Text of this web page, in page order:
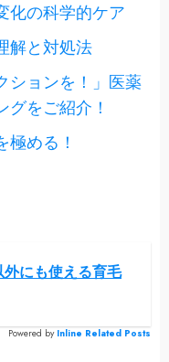
化の科学的ケア
解と対処法
ションを！」医薬
をご紹介！
める！
にも使える育毛
Powered by Inline Related Posts